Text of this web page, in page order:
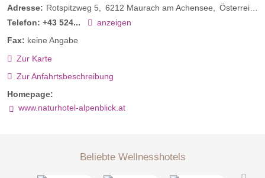
Adresse: Rotspitzweg 5 6212 Maurach am Achensee
Österreich
Telefon: +43 524...
anzeigen
Fax: keine Angabe
Zur Karte
Zur Anfahrtsbeschreibung
Homepage:
www.naturhotel-alpenblick.at
Beliebte Wellnesshotels